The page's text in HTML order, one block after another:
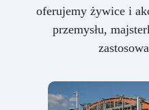
oferujemy żywice i
przemysłu,